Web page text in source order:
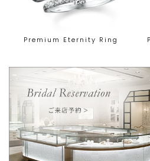
Premium Eternity Ring